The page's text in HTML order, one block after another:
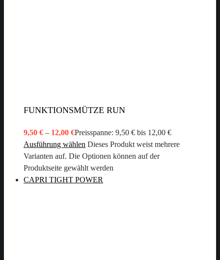
FUNKTIONSMÜTZE RUN
9,50 € – 12,00 €Preisspanne: 9,50 € bis 12,00 €
Ausführung wählen Dieses Produkt weist mehrere
Varianten auf. Die Optionen können auf der
Produktseite gewählt werden
CAPRI TIGHT POWER